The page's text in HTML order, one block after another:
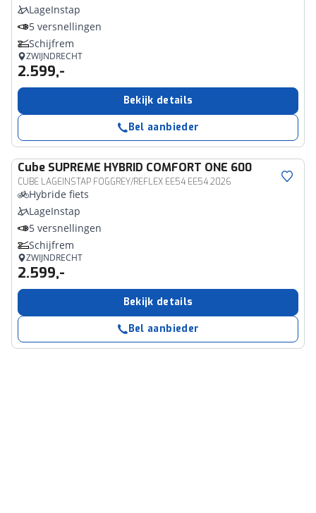
LageInstap
5 versnellingen
Schijfrem
ZWIJNDRECHT
2.599,-
Bekijk details
Bel aanbieder
Cube SUPREME HYBRID COMFORT ONE 600
CUBE LAGEINSTAP FOGGREY/REFLEX EE54 EE54 2026
Hybride fiets
LageInstap
5 versnellingen
Schijfrem
ZWIJNDRECHT
2.599,-
Bekijk details
Bel aanbieder